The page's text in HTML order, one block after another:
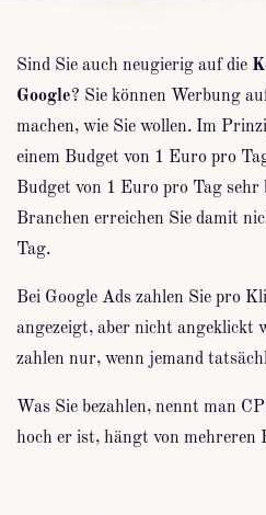
Sind Sie auch neugierig auf die
Google? Sie können Werbung
machen, wie Sie wollen. Im
einem Budget von 1 Euro pro
Budget von 1 Euro pro Tag sehr
Branchen erreichen Sie damit
Tag.
Bei Google Ads zahlen Sie pro
angezeigt, aber nicht angeklickt
zahlen nur, wenn jemand
Was Sie bezahlen, nennt man
hoch er ist, hängt von mehreren